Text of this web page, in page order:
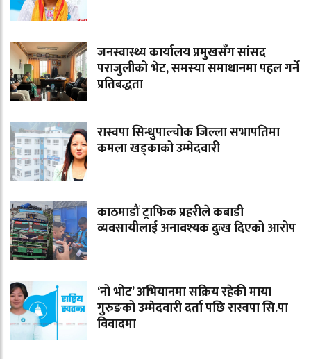
जनस्वास्थ्य कार्यालय प्रमुखसँग सांसद
पराजुलीको भेट, समस्या समाधानमा पहल गर्ने
प्रतिबद्धता
रास्वपा सिन्धुपाल्चोक जिल्ला सभापतिमा
कमला खड्काको उम्मेदवारी
काठमाडौं ट्राफिक प्रहरीले कबाडी
व्यवसायीलाई अनावश्यक दुःख दिएको आरोप
‘नो भोट’ अभियानमा सक्रिय रहेकी माया
गुरुङको उम्मेदवारी दर्ता पछि रास्वपा सि.पा
विवादमा